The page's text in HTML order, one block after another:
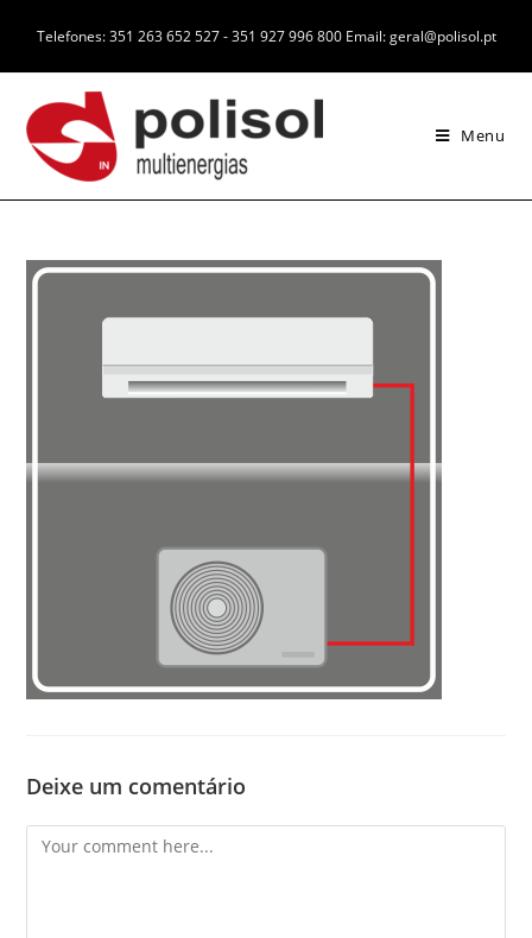
Telefones: 351 263 652 527 - 351 927 996 800 Email: geral@polisol.pt
Menu
Deixe um comentário